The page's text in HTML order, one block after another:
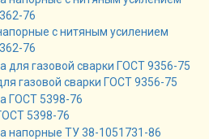
с нитяным усилением
76
газовой сварки ГОСТ 9356-75
5398-76